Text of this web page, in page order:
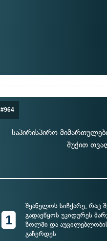
#964
საპირისპირო
შუქით
1
შეანელოს სიჩქარე, რაც
გადაეწყოს უკიდურეს
ზოლში და აუცილებლობის
გაჩერდეს